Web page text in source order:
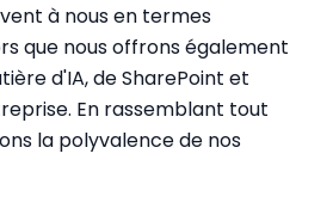
à nous en termes
que nous offrons également
d'IA, de SharePoint et
En rassemblant tout
la polyvalence de nos